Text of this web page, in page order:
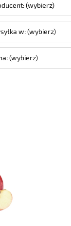
(wybierz)
w: (wybierz)
(wybierz)